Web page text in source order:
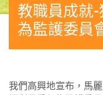
教職員成就
為監護委員
我們高興地宣布，馬